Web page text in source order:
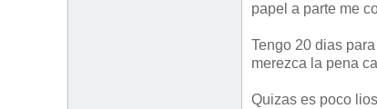
papel a parte me
Tengo 20 dias
merezca la pena
Quizas es poco